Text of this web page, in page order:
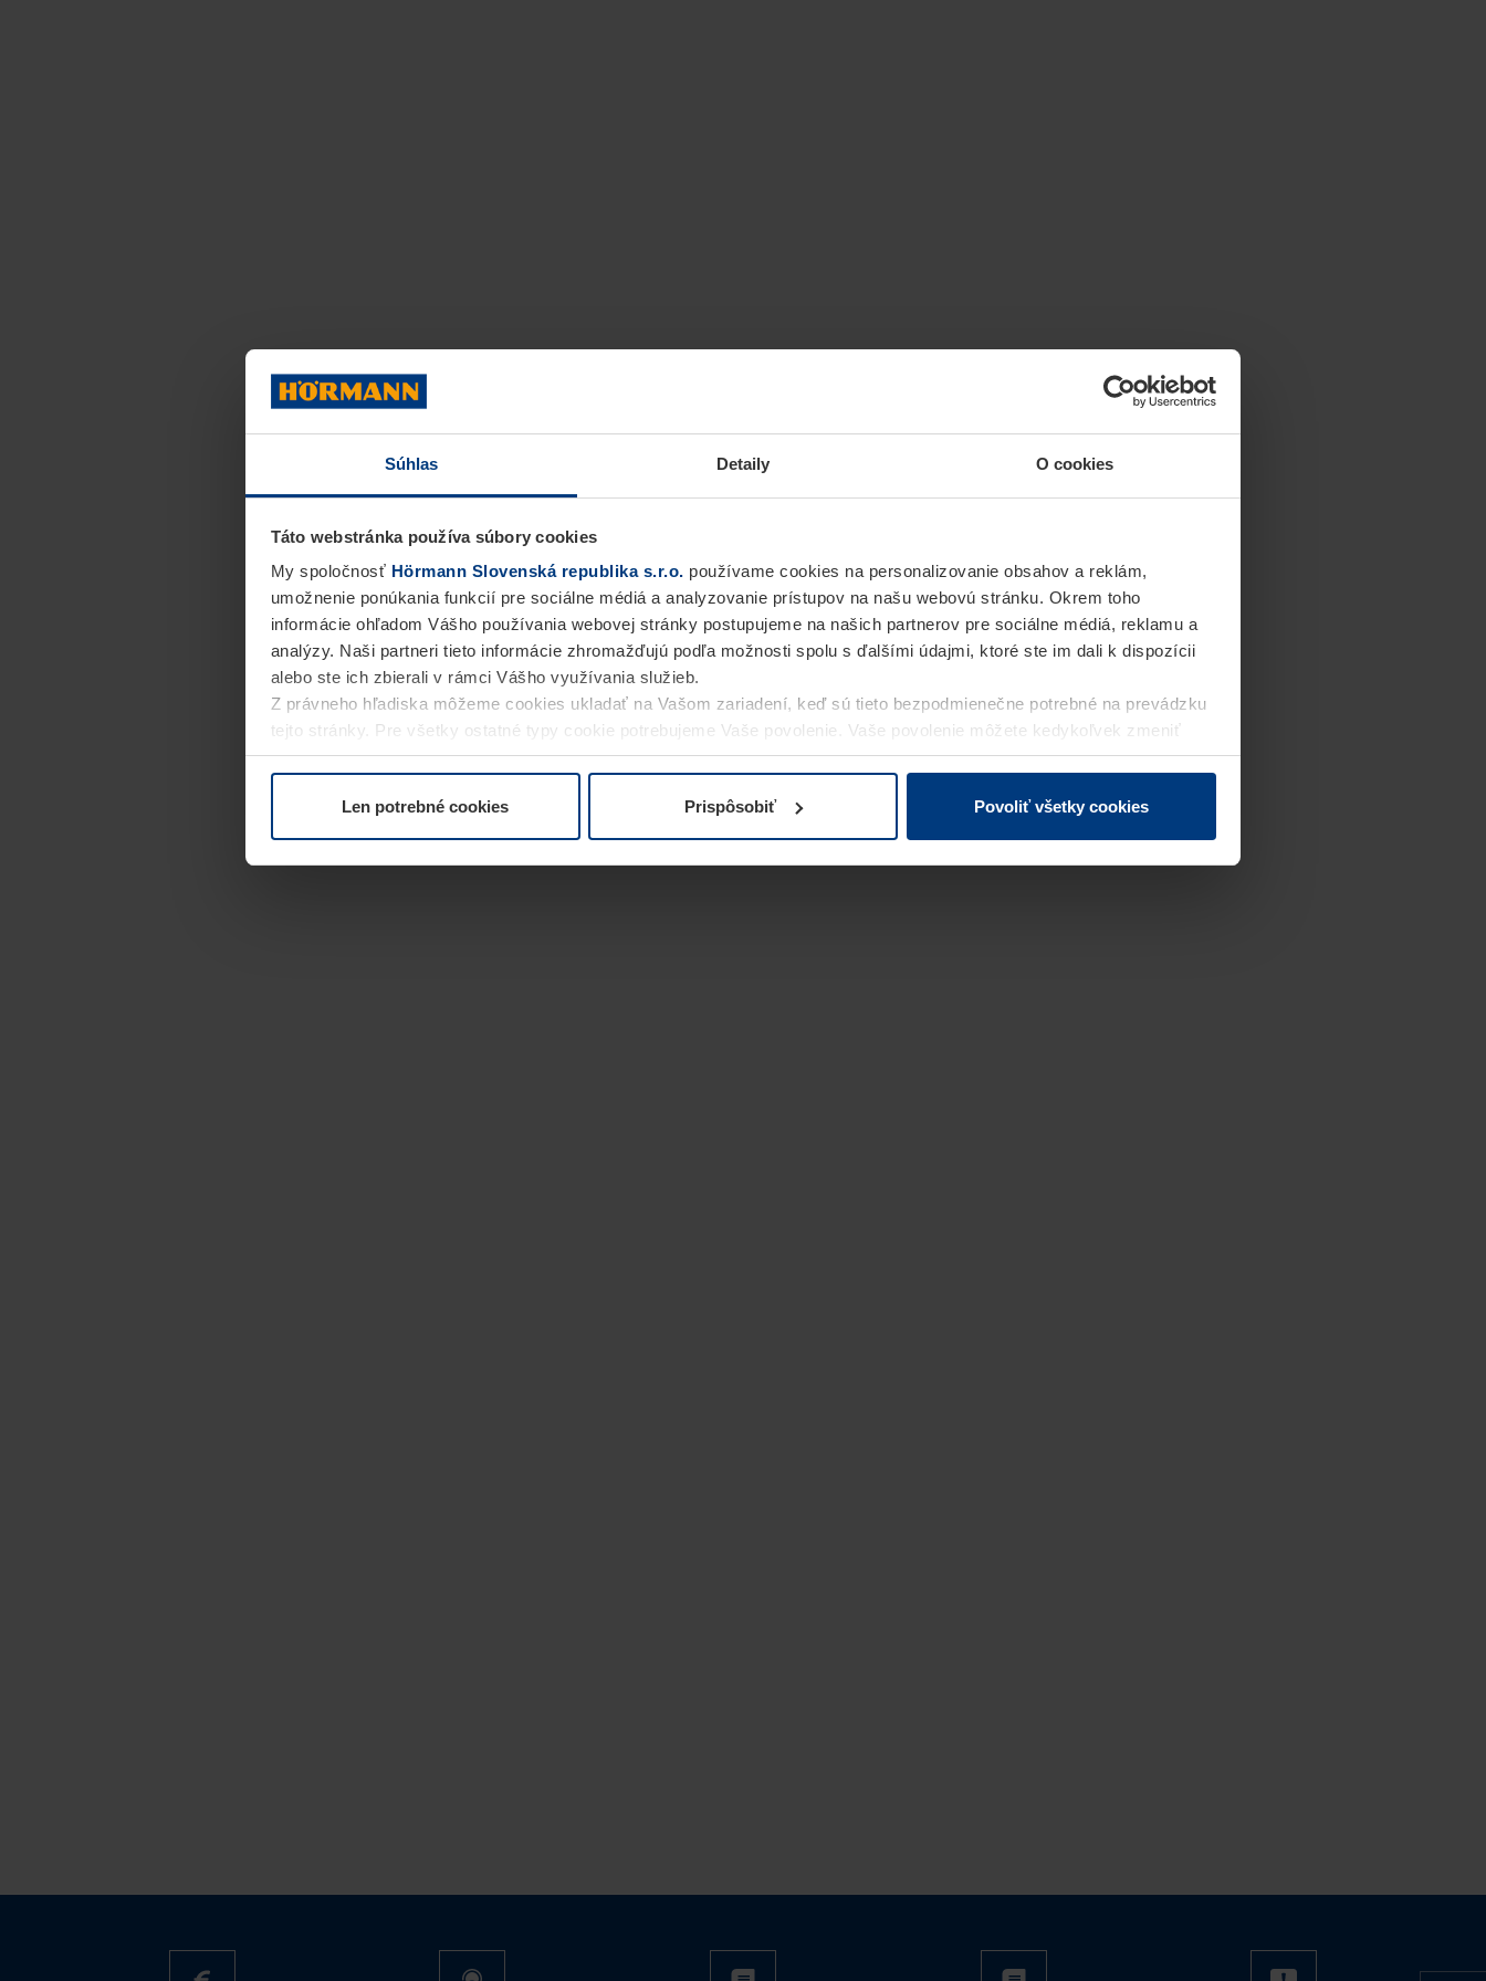
Súhlas Detaily O cookies
Táto webstránka používa súbory cookies
My spoločnosť Hörmann Slovenská republika s.r.o. používame cookies na personalizovanie obsahov a reklám,
umožnenie ponúkania funkcií pre sociálne médiá a analyzovanie prístupov na našu webovú stránku. Okrem toho
informácie ohľadom Vášho používania webovej stránky postupujeme na našich partnerov pre sociálne médiá, reklamu a
analýzy. Naši partneri tieto informácie zhromažďujú podľa možnosti spolu s ďalšími údajmi, ktoré ste im dali k dispozícii
alebo ste ich zbierali v rámci Vášho využívania služieb.
Z právneho hľadiska môžeme cookies ukladať na Vašom zariadení, keď sú tieto bezpodmienečne potrebné na prevádzku
tejto stránky. Pre všetky ostatné typy cookie potrebujeme Vaše povolenie. Vaše povolenie môžete kedykoľvek zmeniť
alebo odvolať vo vysvetlení cookie na stránkeVyhlásenie o ochrane osobných údajovnašej webovej stránky.
Len potrebné cookies Prispôsobiť Povoliť všetky cookies